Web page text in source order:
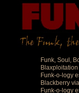
Funk, Soul,
Funk-o-logy
Blackberry
Funk-o-logy